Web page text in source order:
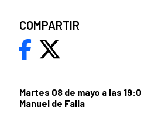
Martes 08 de mayo a las
Manuel de Falla
COMPARTIR